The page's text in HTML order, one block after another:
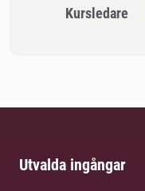
Kursledare
Utvalda ingångar